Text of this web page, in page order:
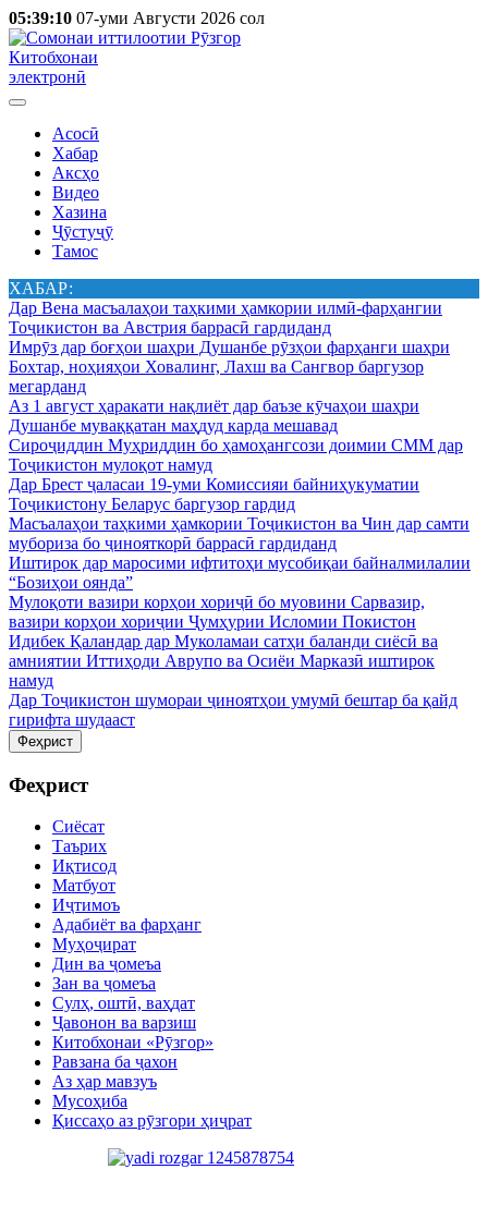
05:39:10 07-уми Августи 2026 сол
Китобхонаи
электронӣ
Асосӣ
Хабар
Аксҳо
Видео
Хазина
Ҷӯстуҷӯ
Тамос
ХАБАР:
Дар Вена масъалаҳои таҳкими ҳамкории илмӣ-фарҳангии
Тоҷикистон ва Австрия баррасӣ гардиданд
Имрӯз дар боғҳои шаҳри Душанбе рӯзҳои фарҳанги шаҳри
Бохтар, ноҳияҳои Ховалинг, Лахш ва Сангвор баргузор
мегарданд
Аз 1 август ҳаракати нақлиёт дар баъзе кӯчаҳои шаҳри
Душанбе муваққатан маҳдуд карда мешавад
Сироҷиддин Муҳриддин бо ҳамоҳангсози доимии СММ дар
Тоҷикистон мулоқот намуд
Дар Брест ҷаласаи 19-уми Комиссияи байниҳукуматии
Тоҷикистону Беларус баргузор гардид
Масъалаҳои таҳкими ҳамкории Тоҷикистон ва Чин дар самти
мубориза бо ҷинояткорӣ баррасӣ гардиданд
Иштирок дар маросими ифтитоҳи мусобиқаи байналмилалии
“Бозиҳои оянда”
Мулоқоти вазири корҳои хориҷӣ бо муовини Сарвазир,
вазири корҳои хориҷии Ҷумҳурии Исломии Покистон
Идибек Қаландар дар Муколамаи сатҳи баланди сиёсӣ ва
амниятии Иттиҳоди Аврупо ва Осиёи Марказӣ иштирок
намуд
Дар Тоҷикистон шумораи ҷиноятҳои умумӣ бештар ба қайд
гирифта шудааст
Феҳрист
Феҳрист
Сиёсат
Таърих
Иқтисод
Матбуот
Иҷтимоъ
Адабиёт ва фарҳанг
Муҳоҷират
Дин ва ҷомеъа
Зан ва ҷомеъа
Сулҳ, оштӣ, ваҳдат
Ҷавонон ва варзиш
Китобхонаи «Рӯзгор»
Равзана ба ҷахон
Аз ҳар мавзуъ
Мусоҳиба
Қиссаҳо аз рӯзгори ҳиҷрат